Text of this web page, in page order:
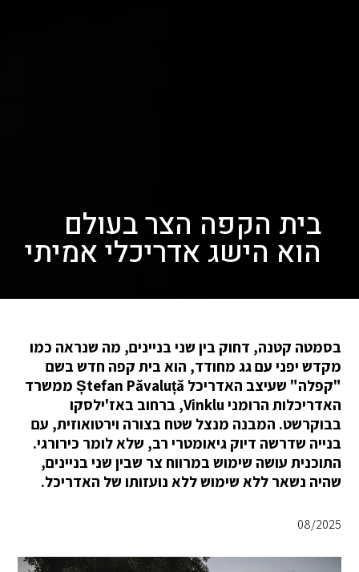
בית הקפה הצר בעולם
הוא הישג אדריכלי אמיתי
בסמטה קטנה, דחוק בין שני בניינים, מה שנראה כמו
מקדש יפני עם גג מחודד, הוא בית קפה חדש בשם
"קפלה" שעיצב האדריכל Ștefan Păvaluță ממשרד
האדריכלות הרומני Vinklu, ברחוב באז'ילסקו
בבוקרשט. המבנה מנצל שטח בצורה וירטואוזית, עם
בנייה שדרשה דיוק גיאומטרי רב, שלא לומר כירורגי.
התוכנית עושה שימוש במרווח צר שבין שני בניינים,
שהיה נשאר ללא שימוש ללא נועזותו של האדריכל.
08/2025